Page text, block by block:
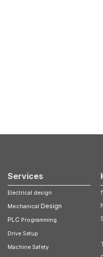
Services
Electrical design
Mechanical Design
PLC Programming
Drive Setup
Machine Safety